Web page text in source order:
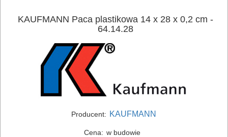
ELEKTRONARZĘDZI
MAGAZYNOWANIE
KAUFMANN Paca plastikowa 14 x 28 x 0,2 cm -
64.14.28
Producent: KAUFMANN
Cena: w budowie